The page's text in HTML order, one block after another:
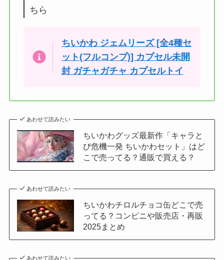
ちら
ちいかわ ジェムリーズ [全4種セ
ット(フルコンプ)] カプセル未開
封 ガチャガチャ カプセルトイ
あわせて読みたい
ちいかわグッズ最新作「キャラと
び危機一発 ちいかわセット」はど
こで売ってる？通販で買える？
あわせて読みたい
ちいかわチロルチョコ缶どこで売
ってる？コンビニや販売店・再販
2025まとめ
あわせて読みたい